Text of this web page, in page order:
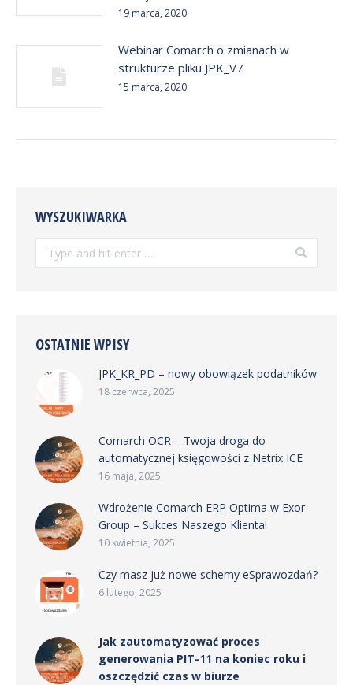
19 marca, 2020
Webinar Comarch o zmianach w
strukturze pliku JPK_V7
15 marca, 2020
WYSZUKIWARKA
Search:
OSTATNIE WPISY
JPK_KR_PD – nowy obowiązek podatników
18 czerwca, 2025
Comarch OCR – Twoja droga do
automatycznej księgowości z Netrix ICE
16 maja, 2025
Wdrożenie Comarch ERP Optima w Exor
Group – Sukces Naszego Klienta!
10 kwietnia, 2025
Czy masz już nowe schemy eSprawozdań?
6 lutego, 2025
Jak zautomatyzować proces
generowania PIT-11 na koniec roku i
oszczędzić czas w biurze